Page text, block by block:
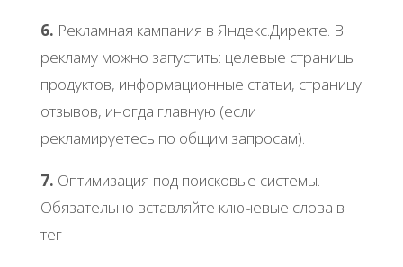
6. Рекламная кампания в Яндекс.Директе. В
рекламу можно запустить: целевые страницы
продуктов, информационные статьи, страницу
отзывов, иногда главную (если
рекламируетесь по общим запросам).
7. Оптимизация под поисковые системы.
Обязательно вставляйте ключевые слова в
тег .